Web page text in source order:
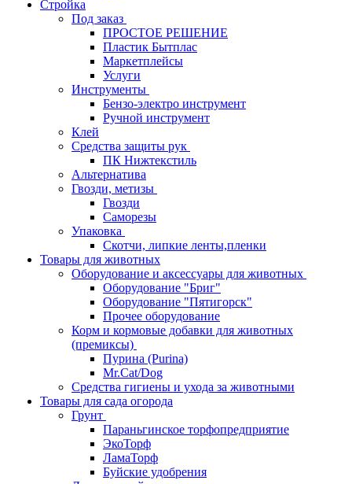
Стройка
Под заказ
ПРОСТОЕ РЕШЕНИЕ
Пластик Бытплас
Маркетплейсы
Услуги
Инструменты
Бензо-электро инструмент
Ручной инструмент
Клей
Средства защиты рук
ПК Нижтекстиль
Альтернатива
Гвозди, метизы
Гвозди
Саморезы
Упаковка
Скотчи, липкие ленты,пленки
Товары для животных
Оборудование и аксессуары для животных
Оборудование "Бриг"
Оборудование "Пятигорск"
Прочее оборудование
Корм и кормовые добавки для животных
(премиксы)
Пурина (Purina)
Mr.Cat/Dog
Средства гигиены и ухода за животными
Товары для сада огорода
Грунт
Параньгинское торфопредприятие
ЭкоТорф
ЛамаТорф
Буйские удобрения